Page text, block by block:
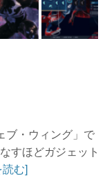
ブ・ウィング」で
すほどガジェット
む]